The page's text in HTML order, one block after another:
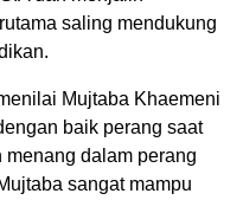
saling mendukung
Mujtaba Khaemeni
baik perang saat
dalam perang
sangat mampu